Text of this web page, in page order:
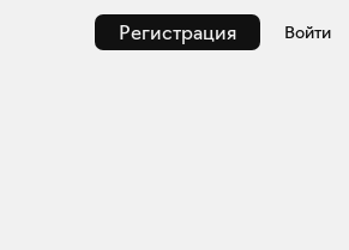
Регистрация Войти